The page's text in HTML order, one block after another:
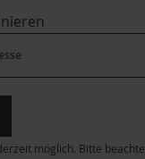
möglich. Bitte